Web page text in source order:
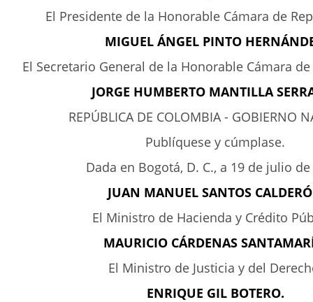
El Presidente de la Honorable Cámara de
MIGUEL ÁNGEL PINTO
El Secretario General de la Honorable Cámara
JORGE HUMBERTO MANTILLA
REPÚBLICA DE COLOMBIA - GOBIERNO
Publíquese y cúmplase.
Dada en Bogotá, D. C., a 19 de julio de
JUAN MANUEL SANTOS
El Ministro de Hacienda y Crédito
MAURICIO CÁRDENAS
El Ministro de Justicia y del
ENRIQUE GIL BOTERO.